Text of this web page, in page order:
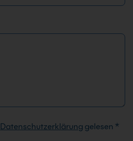
Datenschutzerklärung gelesen *